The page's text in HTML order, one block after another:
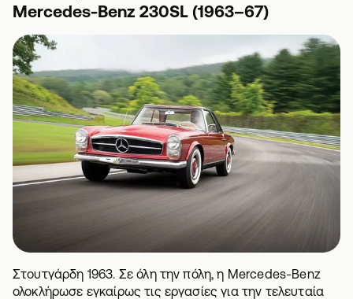
Mercedes-Benz 230SL (1963–67)
Στουτγάρδη 1963. Σε όλη την πόλη, η Mercedes-Benz
ολοκλήρωσε εγκαίρως τις εργασίες για την τελευταία